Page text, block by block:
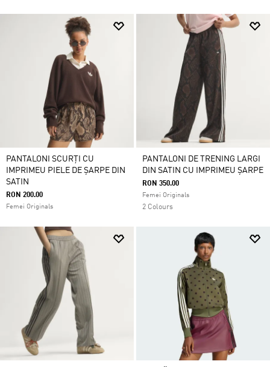
PANTALONI SCURȚI CU
IMPRIMEU PIELE DE ȘARPE DIN
SATIN
RON 200.00
Femei Originals
PANTALONI DE TRENING LARGI
DIN SATIN CU IMPRIMEU ȘARPE
RON 350.00
Femei Originals
2 Colours